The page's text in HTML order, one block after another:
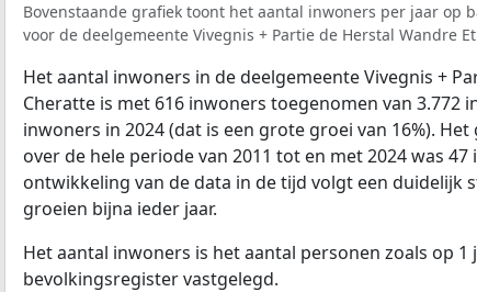
Bovenstaande grafiek toont het aantal inwoners per jaar op
voor de deelgemeente Vivegnis + Partie de Herstal Wandre
Het aantal inwoners in de deelgemeente Vivegnis +
Cheratte is met 616 inwoners toegenomen van 3.772
inwoners in 2024 (dat is een grote groei van 16%).
over de hele periode van 2011 tot en met 2024 was 47
ontwikkeling van de data in de tijd volgt een duidelijk
groeien bijna ieder jaar.
Het aantal inwoners is het aantal personen zoals op 1
bevolkingsregister vastgelegd.